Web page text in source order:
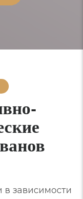
зависимости